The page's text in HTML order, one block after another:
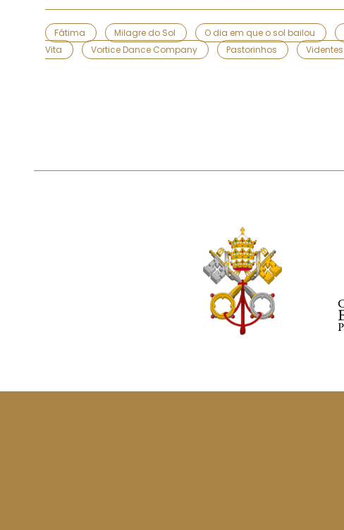
Fátima Milagre do Sol O dia em que o sol bailou
Vita
Vortice Dance Company Pastorinhos Videntes